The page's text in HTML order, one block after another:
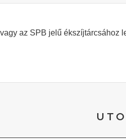
az SPB jelű